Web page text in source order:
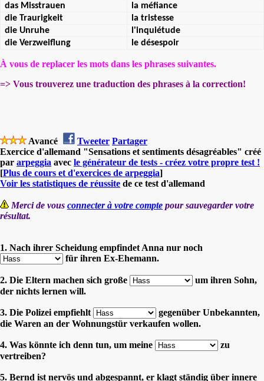
das Misstrauen
la méfiance
die Traurigkeit
la tristesse
die Unruhe
l'inquiétude
die Verzweiflung
le désespoir
À vous de replacer les mots dans les phrases suivantes.
=> Vous trouverez une traduction des phrases à la correction!
Avancé Tweeter Partager
Exercice d'allemand "Sensations et sentiments désagréables" créé
par arpeggia avec le générateur de tests - créez votre propre test !
[Plus de cours et d'exercices de arpeggia]
Voir les statistiques de réussite de ce test d'allemand
Merci de vous connecter à votre compte pour sauvegarder votre
résultat.
1. Nach ihrer Scheidung empfindet Anna nur noch
für ihren Ex-Ehemann.
2. Die Eltern machen sich große
um ihren Sohn,
der nichts lernen will.
3. Die Polizei empfiehlt
gegenüber Unbekannten,
die Waren an der Wohnungstür verkaufen wollen.
4. Was könnte ich denn tun, um meine
zu
vertreiben?
5. Bernd ist nervös und abgespannt, er klagt ständig über innere